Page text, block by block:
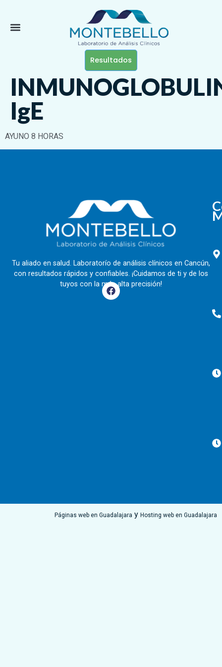
Resultados
IgE
AYUNO 8 HORAS
Tu aliado en salud. Laboratorío de análisis clínicos en Cancún,
con resultados rápidos y confiables. ¡Cuidamos de ti y de los
tuyos con la más alta precisión!
Páginas web en Guadalajara y Hosting web en Guadalajara